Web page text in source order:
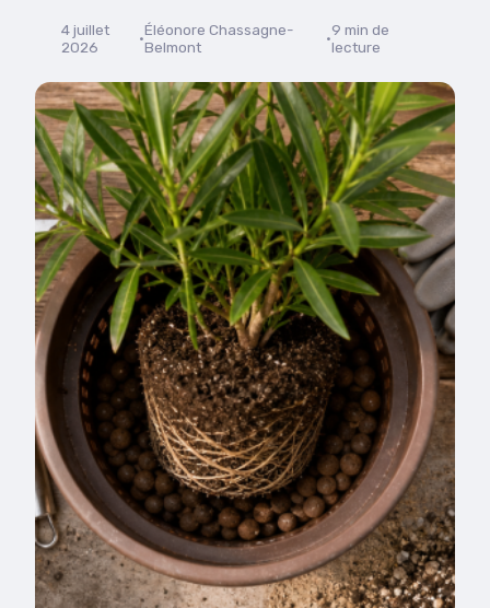
4 juillet
2026
·Éléonore Chassagne-
Belmont
·9 min de
lecture